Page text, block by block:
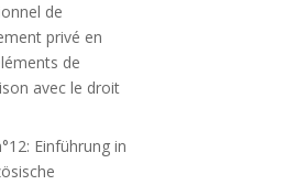
de
privé en
de
avec le droit
Einführung in